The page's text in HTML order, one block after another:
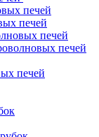
печей
печей
печей
печей
печей